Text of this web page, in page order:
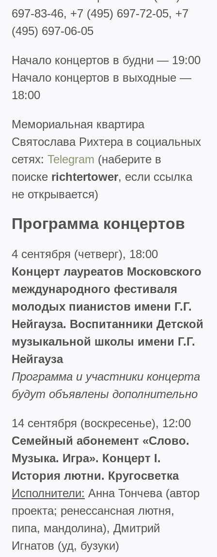
697-83-46, +7 (495) 697-72-05, +7
(495) 697-06-05
Начало концертов в будни — 19:00
Начало концертов в выходные —
18:00
Мемориальная квартира
Святослава Рихтера в социальных
сетях: Telegram (наберите в
поиске richtertower, если ссылка
не открывается)
Программа концертов
4 сентября (четверг), 18:00
Концерт лауреатов Московского
международного фестиваля
молодых пианистов имени Г.Г.
Нейгауза. Воспитанники Детской
музыкальной школы имени Г.Г.
Нейгауза
Программа и участники концерта
будут объявлены дополнительно
14 сентября (воскресенье), 12:00
Семейный абонемент «Слово.
Музыка. Игра». Концерт I.
История лютни. Кругосветка
Исполнители: Анна Тончева (автор
проекта; ренессансная лютня,
пипа, мандолина), Дмитрий
Игнатов (уд, бузуки)